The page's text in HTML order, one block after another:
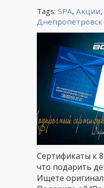
Tags: SPA, Акции,
Днепропетровск
Сертификаты к
что подарить
Ищете